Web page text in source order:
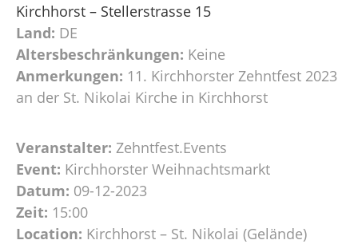
Kirchhorst – Stellerstrasse 15
Land: DE
Altersbeschränkungen: Keine
Anmerkungen: 11. Kirchhorster Zehntfest 2023
an der St. Nikolai Kirche in Kirchhorst
Veranstalter: Zehntfest.Events
Event: Kirchhorster Weihnachtsmarkt
Datum: 09-12-2023
Zeit: 15:00
Location: Kirchhorst – St. Nikolai (Gelände)